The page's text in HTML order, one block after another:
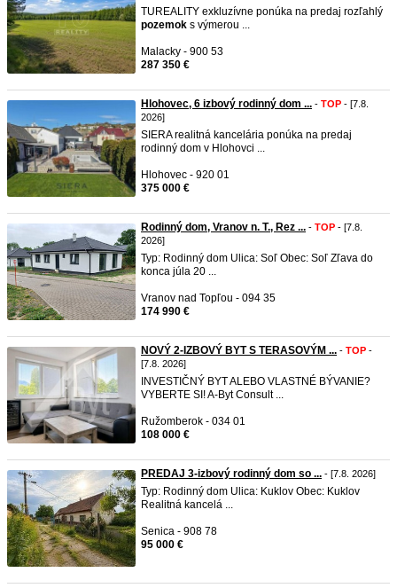
TUREALITY exkluzívne ponúka na predaj rozľahlý
pozemok s výmerou ...
Malacky - 900 53
287 350 €
Hlohovec, 6 izbový rodinný dom ... - TOP - [7.8.
2026]
SIERA realitná kancelária ponúka na predaj
rodinný dom v Hlohovci ...
Hlohovec - 920 01
375 000 €
Rodinný dom, Vranov n. T., Rez ... - TOP - [7.8.
2026]
Typ: Rodinný dom Ulica: Soľ Obec: Soľ Zľava do
konca júla 20 ...
Vranov nad Topľou - 094 35
174 990 €
NOVÝ 2-IZBOVÝ BYT S TERASOVÝM ... - TOP -
[7.8. 2026]
INVESTIČNÝ BYT ALEBO VLASTNÉ BÝVANIE?
VYBERTE SI! A-Byt Consult ...
Ružomberok - 034 01
108 000 €
PREDAJ 3-izbový rodinný dom so ... - [7.8. 2026]
Typ: Rodinný dom Ulica: Kuklov Obec: Kuklov
Realitná kancelá ...
Senica - 908 78
95 000 €